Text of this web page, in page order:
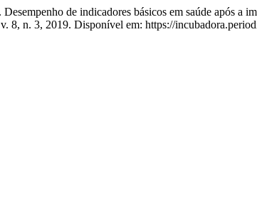
de indicadores básicos em saúde após a
8, n. 3, 2019. Disponível em: https://